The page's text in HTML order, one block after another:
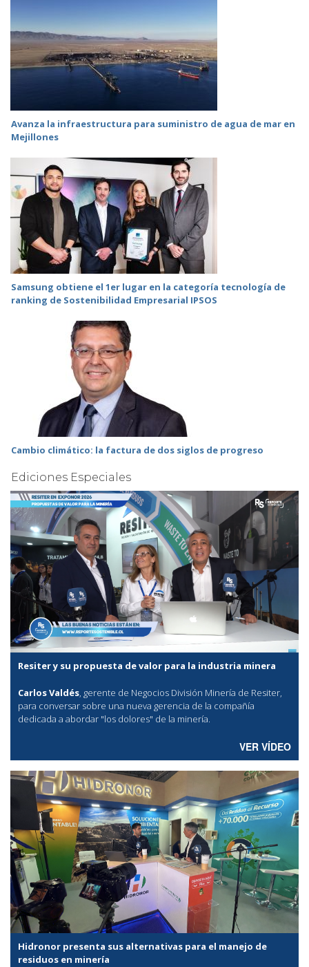
Avanza la infraestructura para suministro de agua de mar en
Mejillones
Samsung obtiene el 1er lugar en la categoría tecnología de
ranking de Sostenibilidad Empresarial IPSOS
Cambio climático: la factura de dos siglos de progreso
Ediciones Especiales
Resiter y su propuesta de valor para la industria minera
Carlos Valdés, gerente de Negocios División Minería de Resiter,
para conversar sobre una nueva gerencia de la compañía
dedicada a abordar "los dolores" de la minería.
VER VÍDEO
Hidronor presenta sus alternativas para el manejo de
residuos en minería